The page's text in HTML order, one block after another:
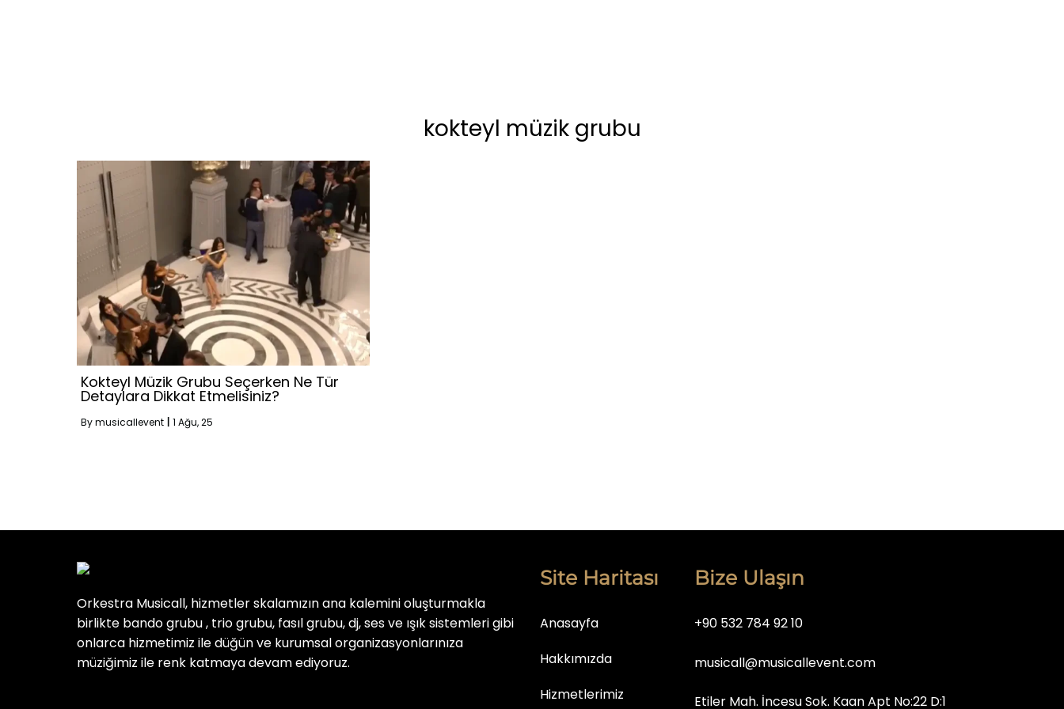
kokteyl müzik grubu
Kokteyl Müzik Grubu Seçerken Ne Tür
Detaylara Dikkat Etmelisiniz?
Bymusicallevent 1 Ağu, 25
Orkestra Musicall, hizmetler skalamızın ana kalemini oluşturmakla
birlikte bando grubu , trio grubu, fasıl grubu, dj, ses ve ışık sistemleri gibi
onlarca hizmetimiz ile düğün ve kurumsal organizasyonlarınıza
müziğimiz ile renk katmaya devam ediyoruz.
Site Haritası
Anasayfa
Hakkımızda
Hizmetlerimiz
Bize Ulaşın
+90 532 784 92 10
musicall@musicallevent.com
Etiler Mah. İncesu Sok. Kaan Apt No:22 D:1